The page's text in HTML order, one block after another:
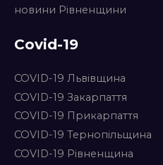
новини Рівненщини
Covid-19
COVID-19 Львівщина
COVID-19 Закарпаття
COVID-19 Прикарпаття
COVID-19 Тернопільщина
COVID-19 Рівненщина